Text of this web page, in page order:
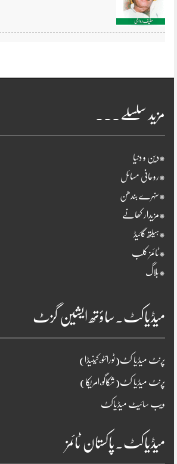
مزید سلسلے۔۔۔
*دین و دنیا
*روحانی مسائل
*سنہرے بندھن
*مزیدار کھانے
*ہیلتھ گائیڈ
*ٹائمز کلب
*بلاگ
میڈیاکٹ۔ساؤتھ ایشین گزٹ
پرنٹ میڈیا کٹ(ٹورانٹو،کینیڈا)
پرنٹ میڈیا کٹ(شکاگو،امریکا)
ویب سائیٹ میڈیاکٹ
میڈیاکٹ۔پاکستان ٹائمز